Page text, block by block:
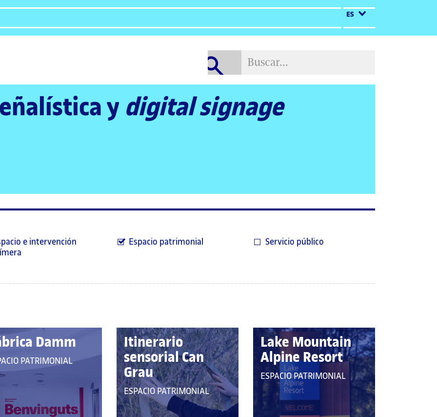
ES
Buscar...
y digital signage
e intervención
Espacio patrimonial Servicio público
Damm
PATRIMONIAL
Itinerario
sensorial Can
Grau
QUE
PERTENECE
A
ESPACIO PATRIMONIAL
Lake Mountain
Alpine Resort
QUE
PERTENECE
A
ESPACIO PATRIMONIAL